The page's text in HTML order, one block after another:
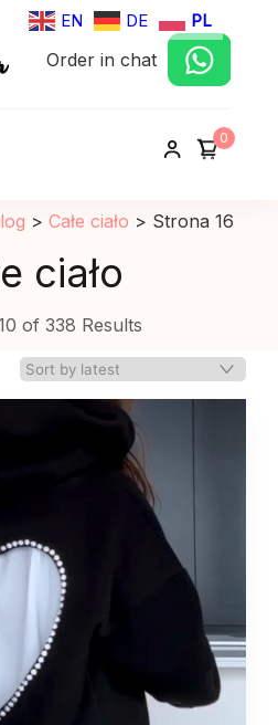
EN DE PL
damska
Order in chat
0
> Całe ciało > Strona 16
ciało
of 338 Results